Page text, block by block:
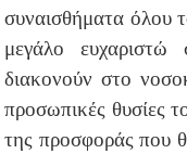
συναισθήματα όλου
μεγάλο
διακονούν στο
προσωπικές θυσίες
της προσφοράς που